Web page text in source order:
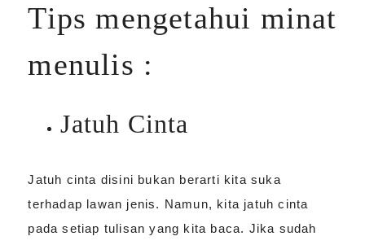
Tips mengetahui minat
menulis :
Jatuh Cinta
Jatuh cinta disini bukan berarti kita suka
terhadap lawan jenis. Namun, kita jatuh cinta
pada setiap tulisan yang kita baca. Jika sudah